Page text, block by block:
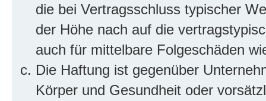
die bei Vertragsschluss typischer
der Höhe nach auf die
auch für mittelbare Folgeschäden
Die Haftung ist gegenüber
Körper und Gesundheit oder